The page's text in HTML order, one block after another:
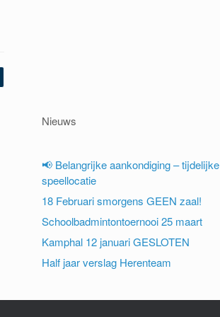
Nieuws
📢 Belangrijke aankondiging – tijdelijke
speellocatie
18 Februari smorgens GEEN zaal!
Schoolbadmintontoernooi 25 maart
Kamphal 12 januari GESLOTEN
Half jaar verslag Herenteam